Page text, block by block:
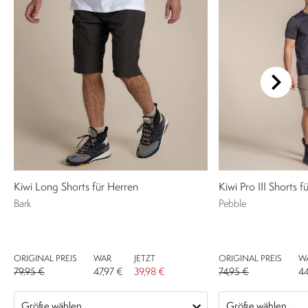
Kiwi Long Shorts für Herren
Bark
ORIGINAL PREIS
79,95 €
WAR
47,97 €
JETZT
39,98 €
Kiwi Pro III Shorts
Pebble
ORIGINAL PREIS
74,95 €